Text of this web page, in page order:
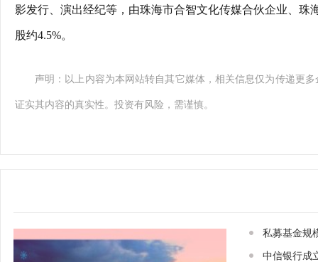
影发行、演出经纪等，由珠海市合智文化传媒合伙企业、
股约4.5%。
声明：以上内容为本网站转自其它媒体，相关信息仅为传递更
证实其内容的真实性。投资有风险，需谨慎。
私募基金规
中信银行成